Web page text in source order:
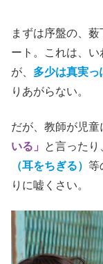
まずは序盤の、
ート。これは、い
が、 多少は真実っ
りあがらない。
だが、教師が児童
いる」
と言ったり
（耳をちぎる） 等
りに嘘くさい。